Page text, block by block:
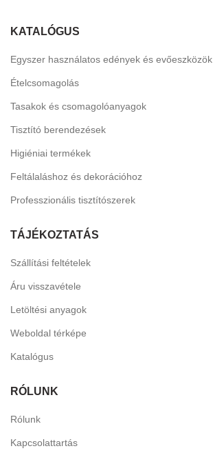
KATALÓGUS
Egyszer használatos edények és evőeszközök
Ételcsomagolás
Tasakok és csomagolóanyagok
Tisztító berendezések
Higiéniai termékek
Feltálaláshoz és dekorációhoz
Professzionális tisztítószerek
TÁJÉKOZTATÁS
Szállítási feltételek
Áru visszavétele
Letöltési anyagok
Weboldal térképe
Katalógus
RÓLUNK
Rólunk
Kapcsolattartás